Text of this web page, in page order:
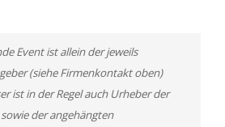
Event ist allein der jeweils
(siehe Firmenkontakt oben)
ist in der Regel auch Urheber der
der angehängten